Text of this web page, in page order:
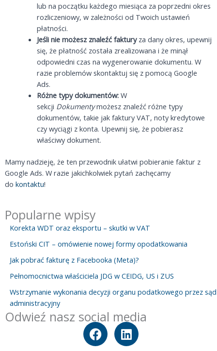
lub na początku każdego miesiąca za poprzedni okres
rozliczeniowy, w zależności od Twoich ustawień
płatności.
Jeśli nie możesz znaleźć fakturyza dany okres, upewnij
się, że płatność została zrealizowana i że minął
odpowiedni czas na wygenerowanie dokumentu. W
razie problemów skontaktuj się z pomocą Google
Ads.
Różne typy dokumentów:W
sekcji Dokumentymożesz znaleźć różne typy
dokumentów, takie jak faktury VAT, noty kredytowe
czy wyciągi z konta. Upewnij się, że pobierasz
właściwy dokument.
Mamy nadzieję, że ten przewodnik ułatwi pobieranie faktur z
Google Ads. W razie jakichkolwiek pytań zachęcamy
do kontaktu!
Popularne wpisy
Korekta WDT oraz eksportu – skutki w VAT
Estoński CIT – omówienie nowej formy opodatkowania
Jak pobrać fakturę z Facebooka (Meta)?
Pełnomocnictwa właściciela JDG w CEIDG, US i ZUS
Wstrzymanie wykonania decyzji organu podatkowego przez sąd
administracyjny
Odwieź nasz social media
F
a
L
i